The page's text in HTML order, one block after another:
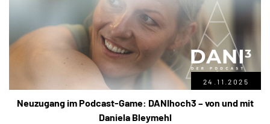
24.11.2025
Neuzugang im Podcast-Game: DANIhoch3 – von und mit
Daniela Bleymehl